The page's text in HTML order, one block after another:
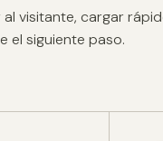
visitante, cargar
el siguiente paso.